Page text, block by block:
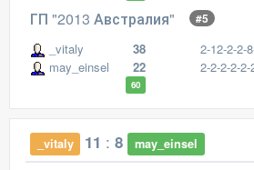
ГП "2013 Австралия" #5
_vitaly 38
2-12-2-2-
may_einsel
22 2-2-2-2-
60
_vitaly 11 :8 may_einsel